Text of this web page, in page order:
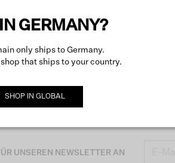
UNSEREN NEWSLETTER AN
GERMANY?
only ships to Germany.
that ships to your country.
SHOP IN GLOBAL